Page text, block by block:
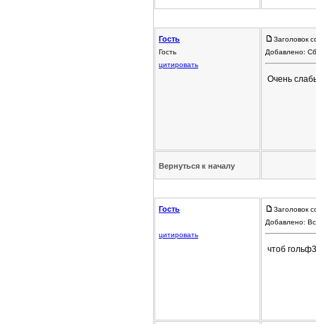
Гость
Гость
цитировать
Заголовок
Добавлено:
Очень
Вернуться к началу
Гость
цитировать
Заголовок
Добавлено:
чтоб